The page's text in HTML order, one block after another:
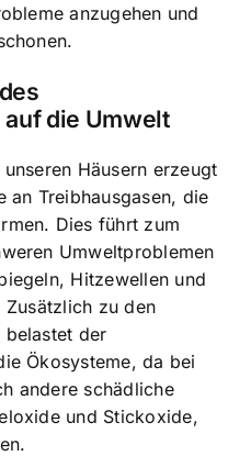
anzugehen und
die Umwelt
Häusern erzeugt
an Treibhausgasen, die
Dies führt zum
Umweltproblemen
Hitzewellen und
zu den
belastet der
Ökosysteme, da bei
andere schädliche
und Stickoxide,